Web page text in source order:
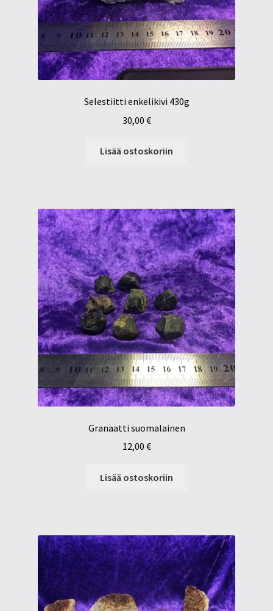
Selestiitti enkelikivi 430g
30,00 €
Lisää ostoskoriin
Granaatti suomalainen
12,00 €
Lisää ostoskoriin